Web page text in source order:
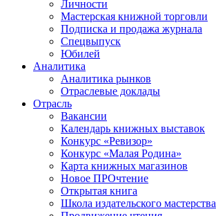
Личности
Мастерская книжной торговли
Подписка и продажа журнала
Спецвыпуск
Юбилей
Аналитика
Аналитика рынков
Отраслевые доклады
Отрасль
Вакансии
Календарь книжных выставок
Конкурс «Ревизор»
Конкурс «Малая Родина»
Карта книжных магазинов
Новое ПРОчтение
Открытая книга
Школа издательского мастерства